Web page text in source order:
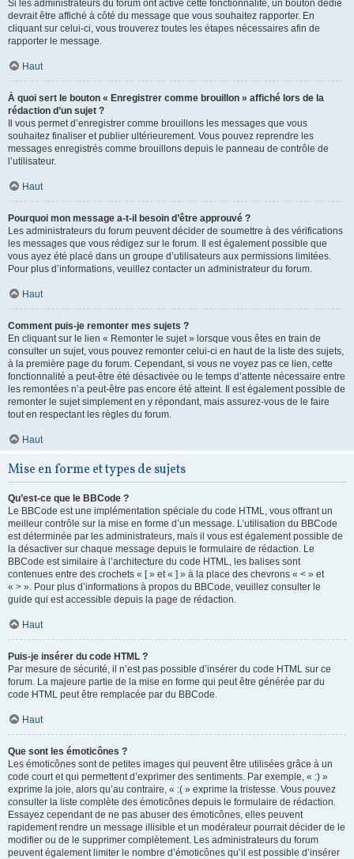
Si les administrateurs du forum ont activé cette fonctionnalité, un bouton dédié
devrait être affiché à côté du message que vous souhaitez rapporter. En
cliquant sur celui-ci, vous trouverez toutes les étapes nécessaires afin de
rapporter le message.
Haut
À quoi sert le bouton « Enregistrer comme brouillon » affiché lors de la
rédaction d’un sujet ?
Il vous permet d’enregistrer comme brouillons les messages que vous
souhaitez finaliser et publier ultérieurement. Vous pouvez reprendre les
messages enregistrés comme brouillons depuis le panneau de contrôle de
l’utilisateur.
Haut
Pourquoi mon message a-t-il besoin d’être approuvé ?
Les administrateurs du forum peuvent décider de soumettre à des vérifications
les messages que vous rédigez sur le forum. Il est également possible que
vous ayez été placé dans un groupe d’utilisateurs aux permissions limitées.
Pour plus d’informations, veuillez contacter un administrateur du forum.
Haut
Comment puis-je remonter mes sujets ?
En cliquant sur le lien « Remonter le sujet » lorsque vous êtes en train de
consulter un sujet, vous pouvez remonter celui-ci en haut de la liste des sujets,
à la première page du forum. Cependant, si vous ne voyez pas ce lien, cette
fonctionnalité a peut-être été désactivée ou le temps d’attente nécessaire entre
les remontées n’a peut-être pas encore été atteint. Il est également possible de
remonter le sujet simplement en y répondant, mais assurez-vous de le faire
tout en respectant les règles du forum.
Haut
Mise en forme et types de sujets
Qu’est-ce que le BBCode ?
Le BBCode est une implémentation spéciale du code HTML, vous offrant un
meilleur contrôle sur la mise en forme d’un message. L’utilisation du BBCode
est déterminée par les administrateurs, mais il vous est également possible de
la désactiver sur chaque message depuis le formulaire de rédaction. Le
BBCode est similaire à l’architecture du code HTML, les balises sont
contenues entre des crochets « [ » et « ] » à la place des chevrons « < » et
« > ». Pour plus d’informations à propos du BBCode, veuillez consulter le
guide qui est accessible depuis la page de rédaction.
Haut
Puis-je insérer du code HTML ?
Par mesure de sécurité, il n’est pas possible d’insérer du code HTML sur ce
forum. La majeure partie de la mise en forme qui peut être générée par du
code HTML peut être remplacée par du BBCode.
Haut
Que sont les émoticônes ?
Les émoticônes sont de petites images qui peuvent être utilisées grâce à un
code court et qui permettent d’exprimer des sentiments. Par exemple, « :) »
exprime la joie, alors qu’au contraire, « :( » exprime la tristesse. Vous pouvez
consulter la liste complète des émoticônes depuis le formulaire de rédaction.
Essayez cependant de ne pas abuser des émoticônes, elles peuvent
rapidement rendre un message illisible et un modérateur pourrait décider de le
modifier ou de le supprimer complètement. Les administrateurs du forum
peuvent également limiter le nombre d’émoticônes qu’il est possible d’insérer